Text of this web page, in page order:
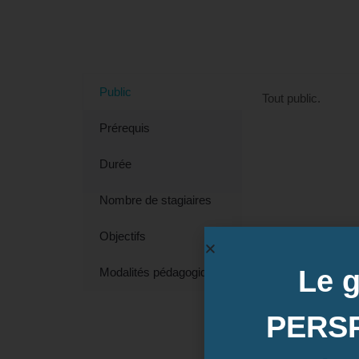
Public
Prérequis
Durée
Nombre de stagiaires
Objectifs
Modalités pédagogiques
Tout public.
Le